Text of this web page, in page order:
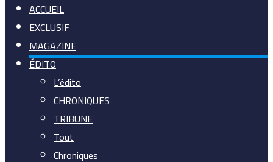
ACCUEIL
EXCLUSIF
MAGAZINE
ÉDITO
L’édito
CHRONIQUES
TRIBUNE
Tout
Chroniques